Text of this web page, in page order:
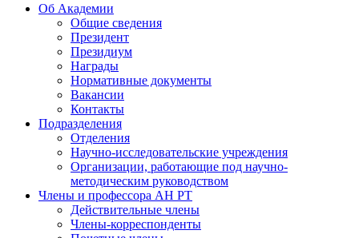
Об Академии
Общие сведения
Президент
Президиум
Награды
Нормативные документы
Вакансии
Контакты
Подразделения
Отделения
Научно-исследовательские учреждения
Организации, работающие под научно-
методическим руководством
Члены и профессора АН РТ
Действительные члены
Члены-корреспонденты